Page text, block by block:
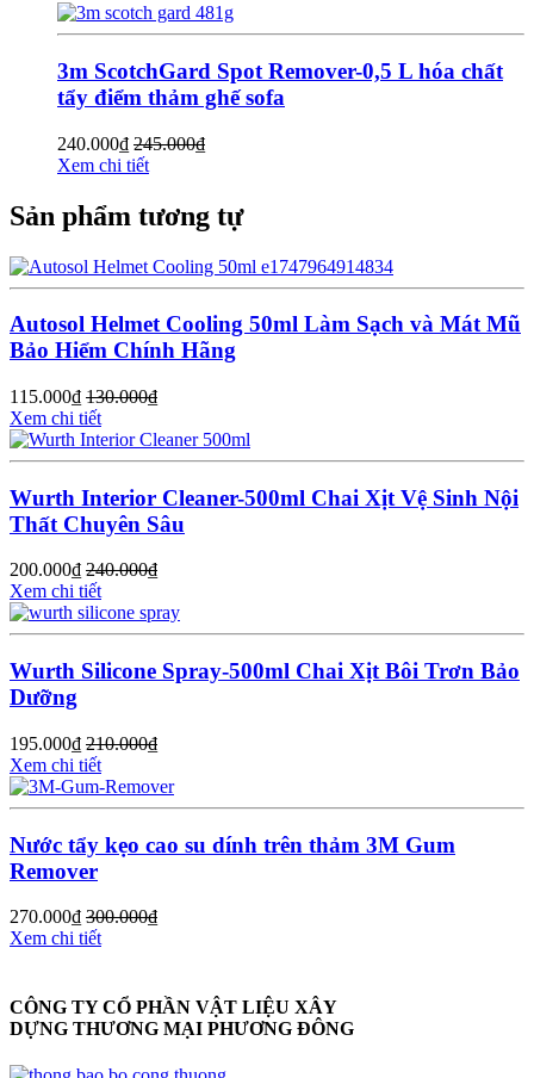
3m ScotchGard Spot Remover-0,5 L hóa chất
tẩy điểm thảm ghế sofa
240.000₫ 245.000₫
Xem chi tiết
Sản phẩm tương tự
Autosol Helmet Cooling 50ml Làm Sạch và Mát Mũ
Bảo Hiểm Chính Hãng
115.000₫ 130.000₫
Xem chi tiết
Wurth Interior Cleaner-500ml Chai Xịt Vệ Sinh Nội
Thất Chuyên Sâu
200.000₫ 240.000₫
Xem chi tiết
Wurth Silicone Spray-500ml Chai Xịt Bôi Trơn Bảo
Dưỡng
195.000₫ 210.000₫
Xem chi tiết
Nước tẩy kẹo cao su dính trên thảm 3M Gum
Remover
270.000₫ 300.000₫
Xem chi tiết
CÔNG TY CỔ PHẦN VẬT LIỆU XÂY
DỰNG THƯƠNG MẠI PHƯƠNG ĐÔNG